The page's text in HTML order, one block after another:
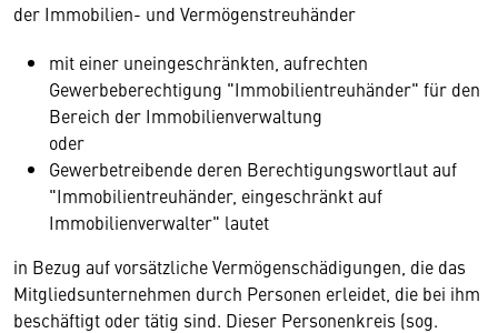
der Immobilien- und Vermögenstreuhänder
mit einer uneingeschränkten, aufrechten
Gewerbeberechtigung "Immobilientreuhänder" für den
Bereich der Immobilienverwaltung
oder
Gewerbetreibende deren Berechtigungswortlaut auf
"Immobilientreuhänder, eingeschränkt auf
Immobilienverwalter" lautet
in Bezug auf vorsätzliche Vermögenschädigungen, die das
Mitgliedsunternehmen durch Personen erleidet, die bei ihm
beschäftigt oder tätig sind. Dieser Personenkreis (sog.